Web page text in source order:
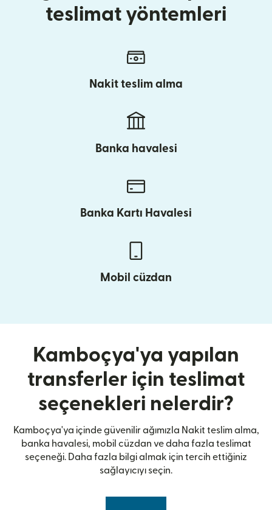
teslimat yöntemleri
Nakit teslim alma
Banka havalesi
Banka Kartı Havalesi
Mobil cüzdan
Kamboçya'ya yapılan
transferler için teslimat
seçenekleri nelerdir?
Kamboçya'ya içinde güvenilir ağımızla Nakit teslim alma,
banka havalesi, mobil cüzdan ve daha fazla teslimat
seçeneği. Daha fazla bilgi almak için tercih ettiğiniz
sağlayıcıyı seçin.